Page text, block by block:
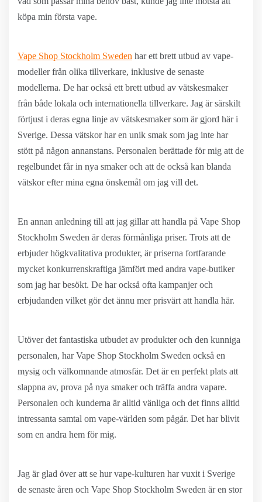
köpa min första vape.
Vape Shop Stockholm Sweden har ett brett utbud av vape-
modeller från olika tillverkare, inklusive de senaste
modellerna. De har också ett brett utbud av vätskesmaker
från både lokala och internationella tillverkare. Jag är särskilt
förtjust i deras egna linje av vätskesmaker som är gjord här i
Sverige. Dessa vätskor har en unik smak som jag inte har
stött på någon annanstans. Personalen berättade för mig att de
regelbundet får in nya smaker och att de också kan blanda
vätskor efter mina egna önskemål om jag vill det.
En annan anledning till att jag gillar att handla på Vape Shop
Stockholm Sweden är deras förmånliga priser. Trots att de
erbjuder högkvalitativa produkter, är priserna fortfarande
mycket konkurrenskraftiga jämfört med andra vape-butiker
som jag har besökt. De har också ofta kampanjer och
erbjudanden vilket gör det ännu mer prisvärt att handla här.
Utöver det fantastiska utbudet av produkter och den kunniga
personalen, har Vape Shop Stockholm Sweden också en
mysig och välkomnande atmosfär. Det är en perfekt plats att
slappna av, prova på nya smaker och träffa andra vapare.
Personalen och kunderna är alltid vänliga och det finns alltid
intressanta samtal om vape-världen som pågår. Det har blivit
som en andra hem för mig.
Jag är glad över att se hur vape-kulturen har vuxit i Sverige
de senaste åren och Vape Shop Stockholm Sweden är en stor